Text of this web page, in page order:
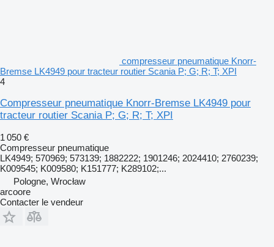
compresseur pneumatique Knorr-
Bremse LK4949 pour tracteur routier Scania P; G; R; T; XPI
4
Compresseur pneumatique Knorr-Bremse LK4949 pour
tracteur routier Scania P; G; R; T; XPI
1 050 €
Compresseur pneumatique
LK4949; 570969; 573139; 1882222; 1901246; 2024410; 2760239;
K009545; K009580; K151777; K289102;...
Pologne, Wrocław
arcoore
Contacter le vendeur